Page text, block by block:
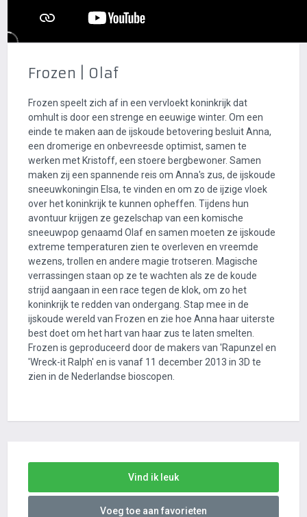
Frozen | Olaf
Frozen speelt zich af in een vervloekt koninkrijk dat
omhult is door een strenge en eeuwige winter. Om een
einde te maken aan de ijskoude betovering besluit Anna,
een dromerige en onbevreesde optimist, samen te
werken met Kristoff, een stoere bergbewoner. Samen
maken zij een spannende reis om Anna's zus, de ijskoude
sneeuwkoningin Elsa, te vinden en om zo de ijzige vloek
over het koninkrijk te kunnen opheffen. Tijdens hun
avontuur krijgen ze gezelschap van een komische
sneeuwpop genaamd Olaf en samen moeten ze ijskoude
extreme temperaturen zien te overleven en vreemde
wezens, trollen en andere magie trotseren. Magische
verrassingen staan op ze te wachten als ze de koude
strijd aangaan in een race tegen de klok, om zo het
koninkrijk te redden van ondergang. Stap mee in de
ijskoude wereld van Frozen en zie hoe Anna haar uiterste
best doet om het hart van haar zus te laten smelten.
Frozen is geproduceerd door de makers van 'Rapunzel en
'Wreck-it Ralph' en is vanaf 11 december 2013 in 3D te
zien in de Nederlandse bioscopen.
Vind ik leuk
Voeg toe aan favorieten